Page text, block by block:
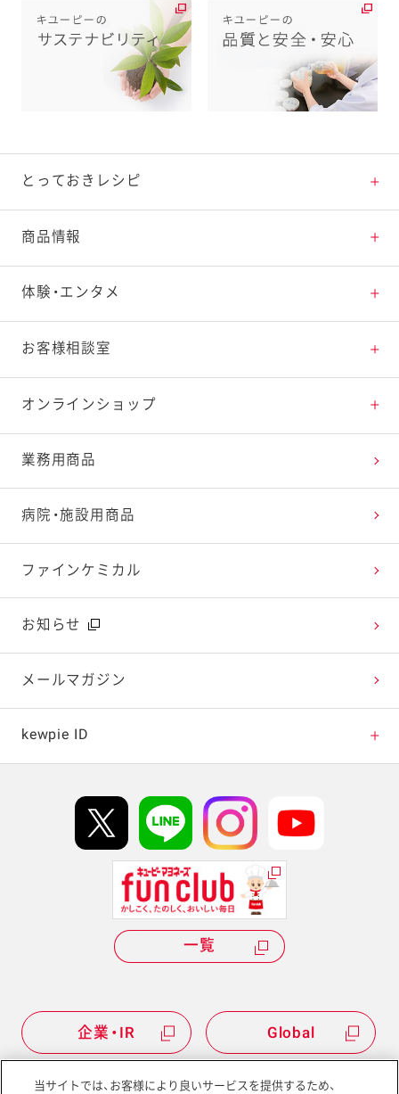
企業・IR Global
とっておきレシピ
とっておきレシピトップ
素材の知識
料理の基本
特集レシピ
レシピランキング
レシピ動画
今日のレシピギャラリー
商品情報
商品情報トップ
新商品・リニューアル品一覧
販売終了商品一覧
体験・エンタメ
体験・エンタメトップ
マヨテラス（見学施設）
オープンキッチン（工場見学）
深谷テラス ヤサイな仲間たちファーム
おたのしみコンテンツ
広告ギャラリー
テレビ・ラジオ
キャンペーン・イベント
お客様相談室
お客様相談室トップ
よくお寄せいただくご質問
お客様の声を活かしました
オンラインショップ
Qummy
キユーピーウエルネス
業務用商品
病院・施設用商品
ファインケミカル
お知らせ
メールマガジン
kewpie ID
Hi! kewpieについて
Qummyについて
一覧
当サイトでは、お客様により良いサービスを提供するため、